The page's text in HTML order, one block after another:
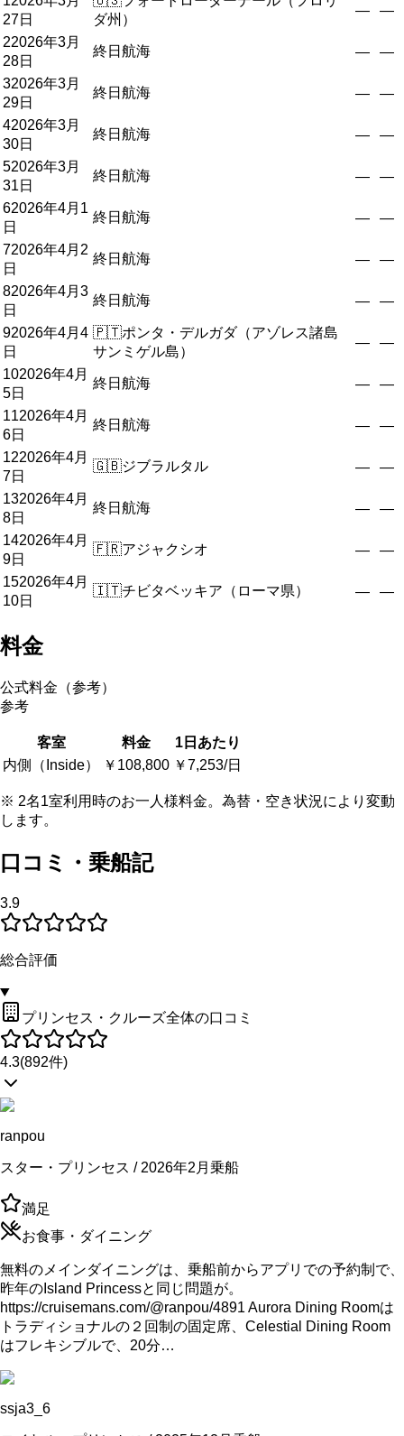
27日
ダ州）
— —
22026年3月
28日
終日航海 — —
32026年3月
29日
終日航海 — —
42026年3月
30日
終日航海 — —
52026年3月
31日
終日航海 — —
62026年4月1
日
終日航海 — —
72026年4月2
日
終日航海 — —
82026年4月3
日
終日航海 — —
92026年4月4
日
🇵🇹ポンタ・デルガダ（アゾレス諸島
サンミゲル島）
— —
102026年4月
5日
終日航海 — —
112026年4月
6日
終日航海 — —
122026年4月
7日
🇬🇧ジブラルタル — —
132026年4月
8日
終日航海 — —
142026年4月
9日
🇫🇷アジャクシオ — —
152026年4月
10日
🇮🇹チビタベッキア（ローマ県） — —
料金
公式料金（参考）
参考
客室 料金
1日あたり
内側（Inside）
￥108,800 ￥7,253/日
※ 2名1室利用時のお一人様料金。為替・空き状況により変動
します。
口コミ・乗船記
3.9
総合評価
プリンセス・クルーズ全体の口コミ
4.3(892件)
ranpou
スター・プリンセス / 2026年2月乗船
満足
お食事・ダイニング
無料のメインダイニングは、乗船前からアプリでの予約制で、
昨年のIsland Princessと同じ問題が。
https://cruisemans.com/@ranpou/4891 Aurora Dining Roomは
トラディショナルの２回制の固定席、Celestial Dining Room
はフレキシブルで、20分…
ssja3_6